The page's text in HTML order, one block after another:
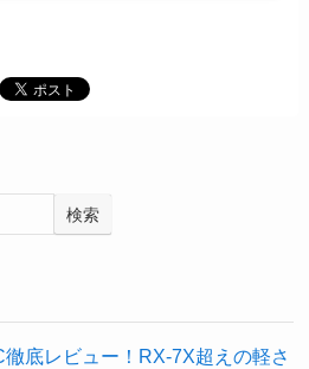
検索
底レビュー！RX-7X超えの軽さ